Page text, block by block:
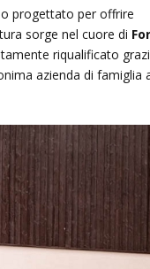
progettato per offrire
sorge nel cuore di
riqualificato
azienda di famiglia